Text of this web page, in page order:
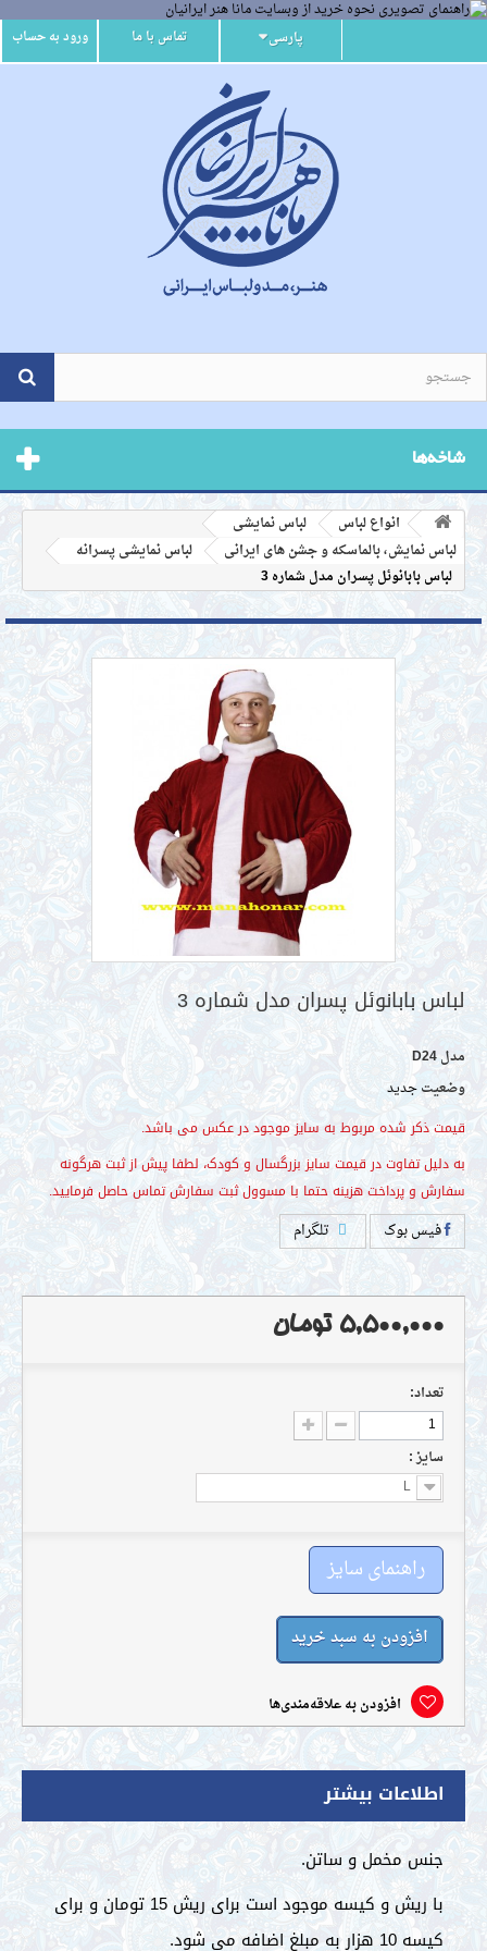
ورود به حساب تماس با ما پارسی
شاخه‌ها
انواع لباس
لباس نمایشی
لباس نمایش، بالماسکه و جشن های ایرانی
لباس نمایشی پسرانه
لباس بابانوئل پسران مدل شماره 3
بابانوئل پسران مدل شماره 3
مدلD24
وضعیتجدید
ذکر شده مربوط به سایز موجود در عکس می باشد.
تفاوت در قیمت سایز بزرگسال و کودک، لطفا پیش از ثبت هرگونه
و پرداخت هزینه حتما با مسوول ثبت سفارش تماس حاصل فرمایید.
فیس بوک تلگرام
5,500,000 تومان
تعداد:
سايز :
L
راهنمای سایز
افزودن به سبد خرید
افزودن به علاقه‌مندی‌ها